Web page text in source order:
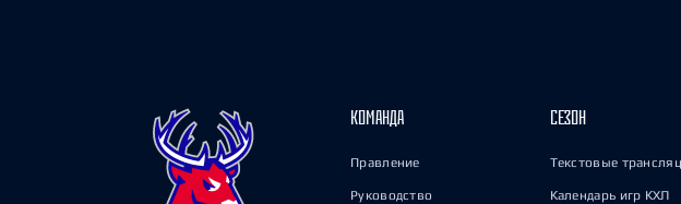
КОМАНДА
Правление
Руководство
СЕЗОН
Текстовые
Календарь игр КХЛ